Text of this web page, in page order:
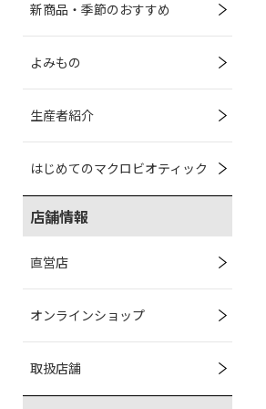
新商品・季節のおすすめ
よみもの
生産者紹介
はじめてのマクロビオティック
店舗情報
直営店
オンラインショップ
取扱店舗